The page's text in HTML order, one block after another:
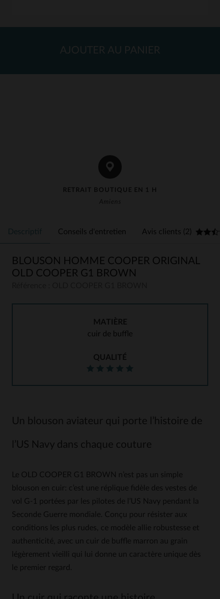
AJOUTER AU PANIER
RETRAIT BOUTIQUE EN 1 H
Amiens
Descriptif Conseils d'entretien Avis clients (2)
BLOUSON HOMME COOPER ORIGINAL
OLD COOPER G1 BROWN
MATIÈRE
cuir de buffle
QUALITÉ
Un blouson aviateur qui porte l’histoire de
l’US Navy dans chaque couture
Le OLD COOPER G1 BROWN n’est pas un simple
blouson en cuir: c’est une réplique fidèle des vestes de
vol G-1 portées par les pilotes de l’US Navy pendant la
Seconde Guerre mondiale. Conçu pour résister aux
conditions les plus rudes, ce modèle allie robustesse et
authenticité, avec un cuir de buffle marron au grain
légèrement vieilli qui lui donne un caractère unique dès
le premier regard.